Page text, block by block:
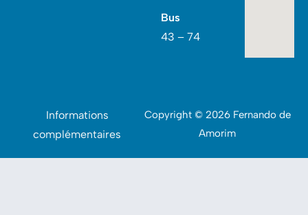
Bus
43 – 74
Informations
complémentaires
Copyright © 2026 Fernando de
Amorim